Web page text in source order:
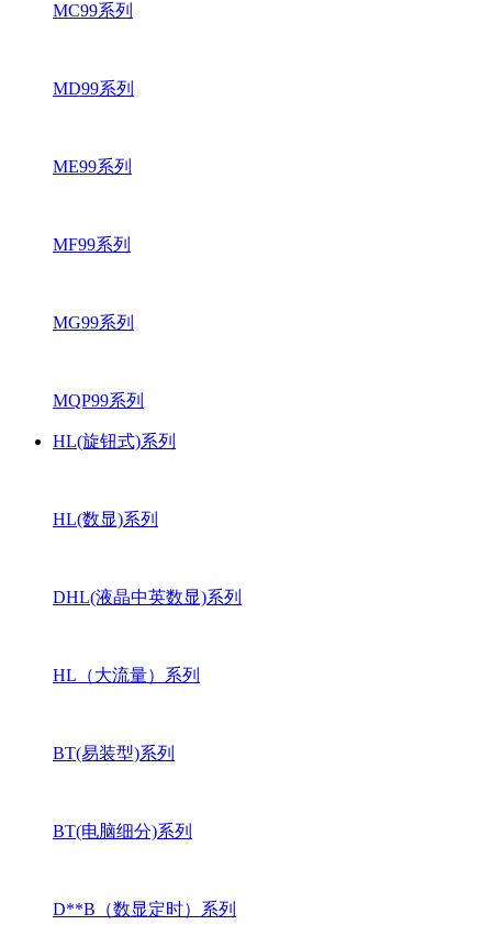
MC99系列
MD99系列
ME99系列
MF99系列
MG99系列
MQP99系列
HL(旋钮式)系列
HL(数显)系列
DHL(液晶中英数显)系列
HL（大流量）系列
BT(易装型)系列
BT(电脑细分)系列
D**B（数显定时）系列